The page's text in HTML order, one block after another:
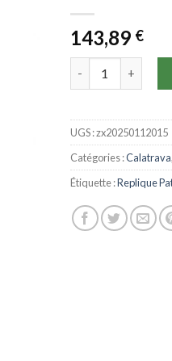
143,89 €
UGS :zx20250112015
Catégories :Calatrava,
Étiquette :Replique